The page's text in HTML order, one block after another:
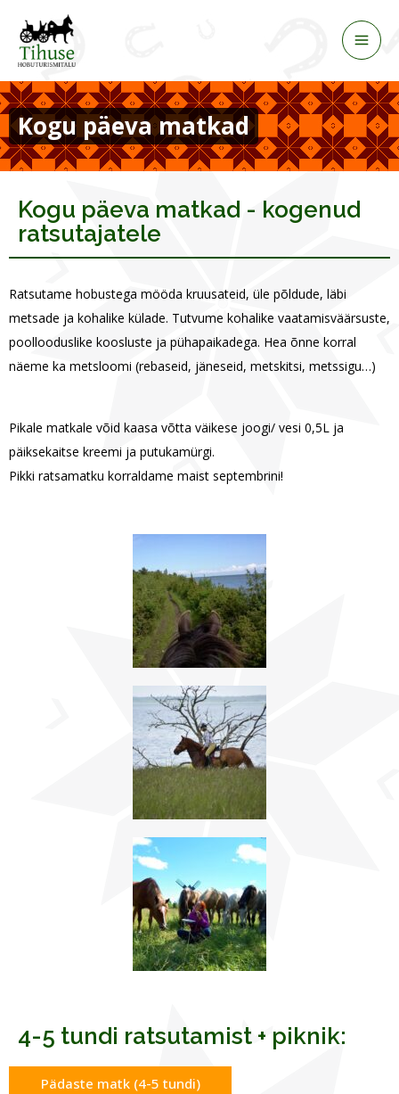
content
Kogu päeva matkad
Kogu päeva matkad - kogenud
ratsutajatele
Ratsutame hobustega mööda kruusateid, üle põldude, läbi
metsade ja kohalike külade. Tutvume kohalike vaatamisväärsuste,
poollooduslike koosluste ja pühapaikadega. Hea õnne korral
näeme ka metsloomi (rebaseid, jäneseid, metskitsi, metssigu…)
Pikale matkale võid kaasa võtta väikese joogi/ vesi 0,5L ja
päiksekaitse kreemi ja putukamürgi.
Pikki ratsamatku korraldame maist septembrini!
4-5 tundi ratsutamist + piknik:
Pädaste matk (4-5 tundi)